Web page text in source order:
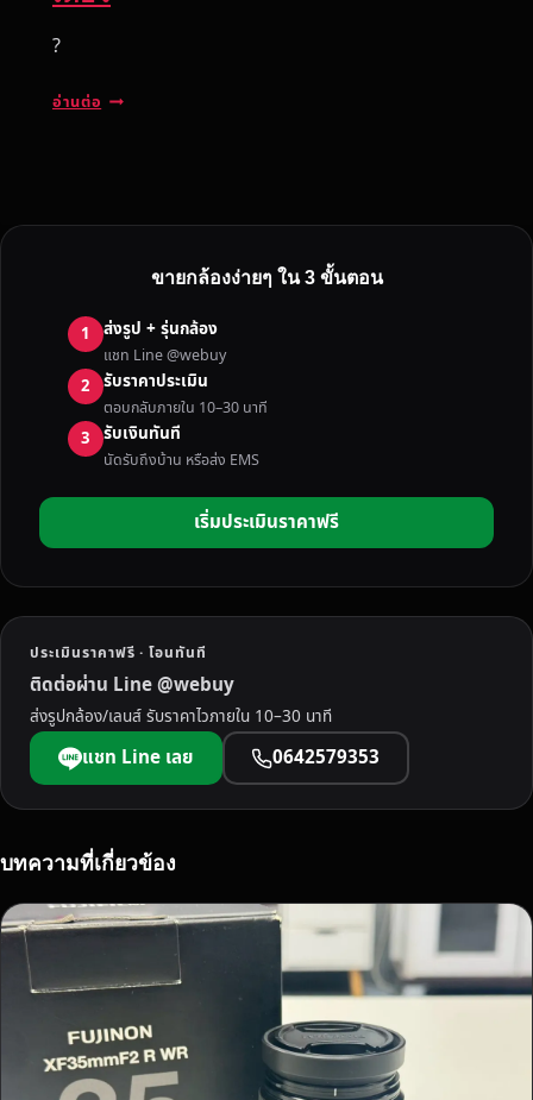
?
อ่านต่อ
ล้
ฟู
จิ
แ
ค
น
น
นี่
มื
อ
ง
ป
ร
ะ
ว
คี
ธ์
พ
ร้
ขายกล้องง่ายๆ ใน 3 ขั้นตอน
1 ส่งรูป + รุ่นกล้อง
แชท Line @webuy
2 รับราคาประเมิน
ตอบกลับภายใน 10–30 นาที
3 รับเงินทันที
นัดรับถึงบ้าน หรือส่ง EMS
เริ่มประเมินราคาฟรี
ประเมินราคาฟรี · โอนทันที
ติดต่อผ่าน Line @webuy
ส่งรูปกล้อง/เลนส์ รับราคาไวภายใน 10–30 นาที
แชท Line เลย 0642579353
บทความที่เกี่ยวข้อง